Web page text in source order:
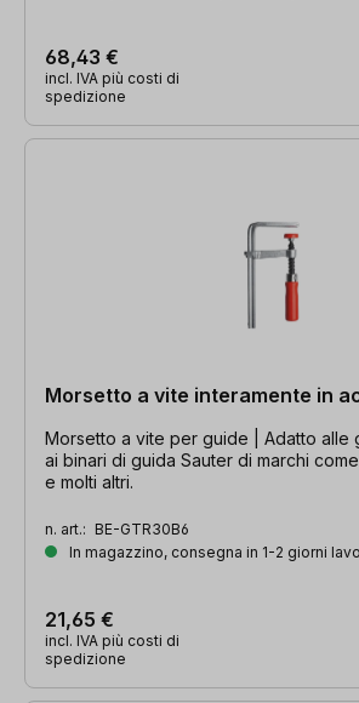
68,43 €
incl. IVA più costi di
spedizione
Morsetto a vite interamente in
Morsetto a vite per guide | Adatto alle
ai binari di guida Sauter di marchi
e molti altri.
n. art.: BE-GTR30B6
In magazzino, consegna in 1-2 giorni
21,65 €
incl. IVA più costi di
spedizione